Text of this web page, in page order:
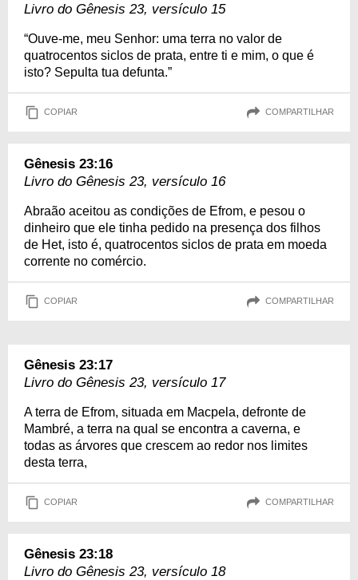
Livro do Gênesis 23, versículo 15
“Ouve-me, meu Senhor: uma terra no valor de
quatrocentos siclos de prata, entre ti e mim, o que é
isto? Sepulta tua defunta.”
COPIAR COMPARTILHAR
Gênesis 23:16
Livro do Gênesis 23, versículo 16
Abraão aceitou as condições de Efrom, e pesou o
dinheiro que ele tinha pedido na presença dos filhos
de Het, isto é, quatrocentos siclos de prata em moeda
corrente no comércio.
COPIAR COMPARTILHAR
Gênesis 23:17
Livro do Gênesis 23, versículo 17
A terra de Efrom, situada em Macpela, defronte de
Mambré, a terra na qual se encontra a caverna, e
todas as árvores que crescem ao redor nos limites
desta terra,
COPIAR COMPARTILHAR
Gênesis 23:18
Livro do Gênesis 23, versículo 18